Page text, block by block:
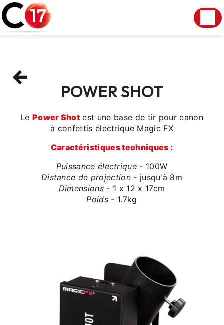
POWER SHOT
Le Power Shot est une base de tir pour canon
à confettis électrique Magic FX
Caractéristiques techniques :
Puissance électrique - 100W
Distance de projection- jusqu'à 8m
Dimensions - 1 x 12 x 17cm
Poids - 1.7kg
Panneau de gestion des cookies